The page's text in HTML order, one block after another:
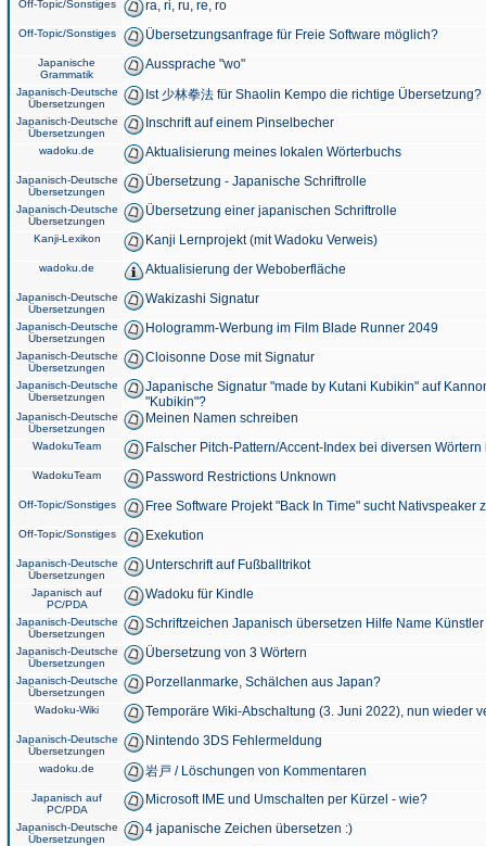
Off-Topic/Sonstiges ra, ri, ru, re, ro
Off-Topic/Sonstiges Übersetzungsanfrage für Freie Software möglich?
Japanische
Grammatik
Aussprache "wo"
Japanisch-Deutsche
Übersetzungen
Ist 少林拳法 für Shaolin Kempo die richtige Übersetzung?
Japanisch-Deutsche
Übersetzungen
Inschrift auf einem Pinselbecher
wadoku.de Aktualisierung meines lokalen Wörterbuchs
Japanisch-Deutsche
Übersetzungen
Übersetzung - Japanische Schriftrolle
Japanisch-Deutsche
Übersetzungen
Übersetzung einer japanischen Schriftrolle
Kanji-Lexikon Kanji Lernprojekt (mit Wadoku Verweis)
wadoku.de Aktualisierung der Weboberfläche
Japanisch-Deutsche
Übersetzungen
Wakizashi Signatur
Japanisch-Deutsche
Übersetzungen
Hologramm-Werbung im Film Blade Runner 2049
Japanisch-Deutsche
Übersetzungen
Cloisonne Dose mit Signatur
Japanisch-Deutsche
Übersetzungen
Japanische Signatur "made by Kutani Kubikin" auf
"Kubikin"?
Japanisch-Deutsche
Übersetzungen
Meinen Namen schreiben
WadokuTeam Falscher Pitch-Pattern/Accent-Index bei diversen
WadokuTeam Password Restrictions Unknown
Off-Topic/Sonstiges Free Software Projekt "Back In Time" sucht Nativspeaker
Off-Topic/Sonstiges Exekution
Japanisch-Deutsche
Übersetzungen
Unterschrift auf Fußballtrikot
Japanisch auf
PC/PDA
Wadoku für Kindle
Japanisch-Deutsche
Übersetzungen
Schriftzeichen Japanisch übersetzen Hilfe Name
Japanisch-Deutsche
Übersetzungen
Übersetzung von 3 Wörtern
Japanisch-Deutsche
Übersetzungen
Porzellanmarke, Schälchen aus Japan?
Wadoku-Wiki Temporäre Wiki-Abschaltung (3. Juni 2022), nun wieder
Japanisch-Deutsche
Übersetzungen
Nintendo 3DS Fehlermeldung
wadoku.de 岩戸 / Löschungen von Kommentaren
Japanisch auf
PC/PDA
Microsoft IME und Umschalten per Kürzel - wie?
Japanisch-Deutsche
Übersetzungen
4 japanische Zeichen übersetzen :)